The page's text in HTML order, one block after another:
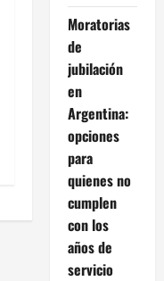
Moratorias
de
jubilación
en
Argentina:
opciones
para
quienes no
cumplen
con los
años de
servicio